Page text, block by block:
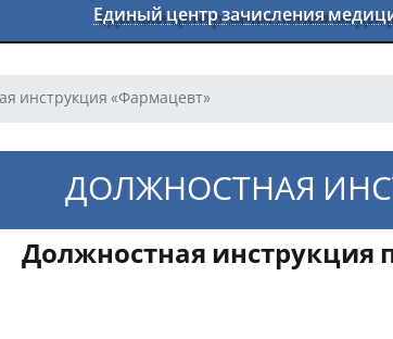
Единый центр зачисления
инструкция «Фармацевт»
ДОЛЖНОСТНАЯ
Должностная инструкция